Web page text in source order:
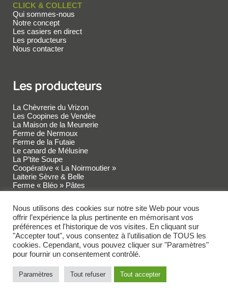
CLICK & COLLECT
Qui sommes-nous
Notre concept
Les casiers en direct
Les producteurs
Nous contacter
Les producteurs
La Chèvrerie du Vrizon
Les Coopines de Vendée
La Maison de la Meunerie
Ferme de Nermoux
Ferme de la Futaie
Le canard de Mélusine
La P’tite Soupe
Coopérative « La Noirmoutier »
Laiterie Sèvre & Belle
Ferme « Bléo » Pâtes
Les Jolies Rousses
EARL du Vieux Manoir
Nos coordonnées
À Oulmes
Nous utilisons des cookies sur notre site Web pour vous
offrir l’expérience la plus pertinente en mémorisant vos
préférences et l'historique de vos visites. En cliquant sur
"Accepter tout", vous consentez à l’utilisation de TOUS les
cookies. Cependant, vous pouvez cliquer sur "Paramètres"
pour fournir un consentement contrôlé.
Paramètres Tout refuser Tout accepter